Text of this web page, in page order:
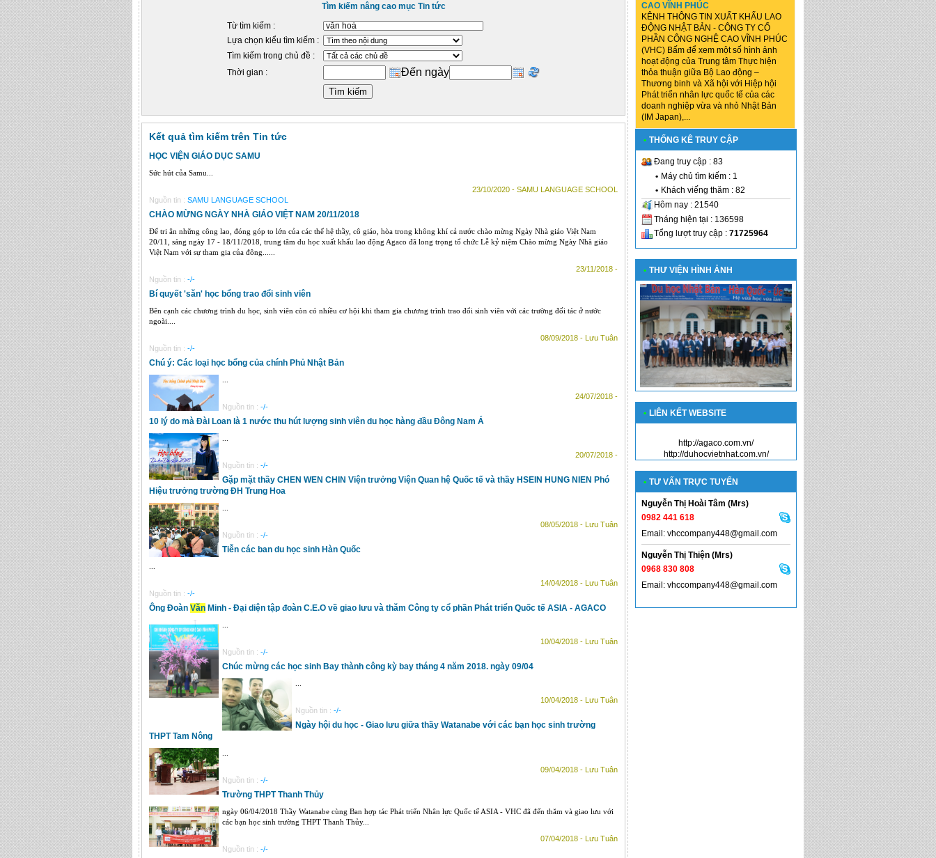
Tìm kiếm nâng cao mục Tin tức
Từ tìm kiếm :
Lựa chọn kiểu tìm kiếm :
Tìm kiếm trong chủ đề :
Thời gian :
Đến ngày
Kết quả tìm kiếm trên Tin tức
HỌC VIỆN GIÁO DỤC SAMU
Sức hút của Samu...
23/10/2020 - SAMU LANGUAGE SCHOOL
Nguồn tin : SAMU LANGUAGE SCHOOL
CHÀO MỪNG NGÀY NHÀ GIÁO VIỆT NAM 20/11/2018
Để tri ân những công lao, đóng góp to lớn của các thế hệ thầy, cô giáo, hòa trong không khí cả nước chào mừng Ngày Nhà giáo Việt Nam
20/11, sáng ngày 17 - 18/11/2018, trung tâm du học xuất khẩu lao động Agaco đã long trọng tổ chức Lễ kỷ niệm Chào mừng Ngày Nhà giáo
Việt Nam với sự tham gia của đông......
23/11/2018 -
Nguồn tin : -/-
Bí quyết 'săn' học bổng trao đổi sinh viên
Bên cạnh các chương trình du học, sinh viên còn có nhiều cơ hội khi tham gia chương trình trao đổi sinh viên với các trường đối tác ở nước
ngoài....
08/09/2018 - Lưu Tuân
Nguồn tin : -/-
Chú ý: Các loại học bổng của chính Phủ Nhật Bản
24/07/2018 -
Nguồn tin : -/-
10 lý do mà Đài Loan là 1 nước thu hút lượng sinh viên du học hàng đầu Đông Nam Á
20/07/2018 -
Nguồn tin : -/-
Gặp mặt thầy CHEN WEN CHIN Viện trưởng Viện Quan hệ Quốc tế và thầy HSEIN HUNG NIEN Phó
Hiệu trưởng trường ĐH Trung Hoa
08/05/2018 - Lưu Tuân
Nguồn tin : -/-
Tiễn các ban du học sinh Hàn Quốc
14/04/2018 - Lưu Tuân
Nguồn tin : -/-
Ông Đoàn Văn Minh - Đại diện tập đoàn C.E.O về giao lưu và thăm Công ty cổ phần Phát triển Quốc tế ASIA - AGACO
10/04/2018 - Lưu Tuân
Nguồn tin : -/-
Chúc mừng các học sinh Bay thành công kỳ bay tháng 4 năm 2018. ngày 09/04
10/04/2018 - Lưu Tuân
Nguồn tin : -/-
Ngày hội du học - Giao lưu giữa thầy Watanabe với các bạn học sinh trường
THPT Tam Nông
09/04/2018 - Lưu Tuân
Nguồn tin : -/-
Trường THPT Thanh Thủy
ngày 06/04/2018 Thầy Watanabe cùng Ban hợp tác Phát triển Nhân lực Quốc tế ASIA - VHC đã đến thăm và giao lưu với
các bạn học sinh trường THPT Thanh Thủy...
07/04/2018 - Lưu Tuân
Nguồn tin : -/-
CAO VĨNH PHÚC
KÊNH THÔNG TIN XUẤT KHẨU LAO
ĐỘNG NHẬT BẢN - CÔNG TY CỔ
PHẦN CÔNG NGHỆ CAO VĨNH PHÚC
(VHC) Bấm để xem một số hình ảnh
hoạt động của Trung tâm Thực hiện
thỏa thuận giữa Bộ Lao động –
Thương binh và Xã hội với Hiệp hội
Phát triển nhân lực quốc tế của các
doanh nghiệp vừa và nhỏ Nhật Bản
(IM Japan),...
• THỐNG KÊ TRUY CẬP
Đang truy cập : 83
• Máy chủ tìm kiếm : 1
• Khách viếng thăm : 82
Hôm nay : 21540
Tháng hiện tại : 136598
Tổng lượt truy cập : 71725964
• THƯ VIỆN HÌNH ẢNH
• LIÊN KẾT WEBSITE
http://agaco.com.vn/
http://duhocvietnhat.com.vn/
• TƯ VẤN TRỰC TUYẾN
Nguyễn Thị Hoài Tâm (Mrs)
0982 441 618
Email: vhccompany448@gmail.com
Nguyễn Thị Thiện (Mrs)
0968 830 808
Email: vhccompany448@gmail.com